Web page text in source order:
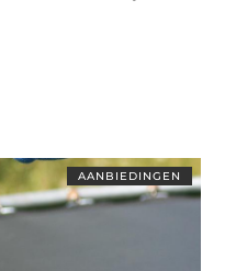
AANBIEDINGEN